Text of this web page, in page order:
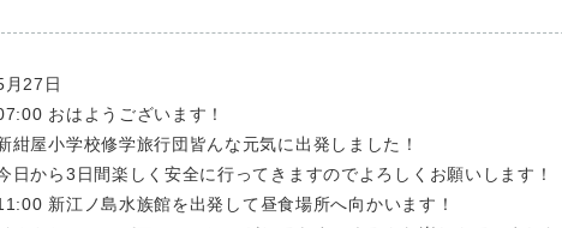
月27日
おはようございます！
紺屋小学校修学旅行団皆んな元気に出発しました！
日から3日間楽しく安全に行ってきますのでよろしくお願いします！
新江ノ島水族館を出発して昼食場所へ向かいます！